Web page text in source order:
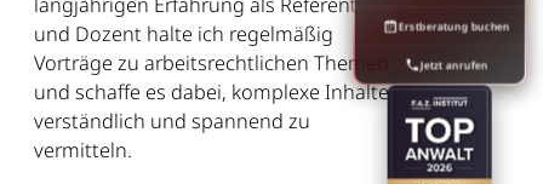
und Dozent halte ich regelmäßig
Vorträge zu arbeitsrechtlichen Themen
und schaffe es dabei, komplexe Inhalte
verständlich und spannend zu
vermitteln.
Erstberatung buchen
Jetzt anrufen